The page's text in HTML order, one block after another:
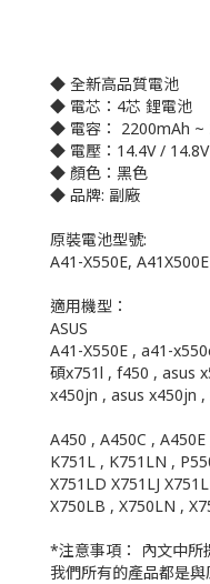
◆ 全新高品質電池
◆ 電芯：4芯 鋰電池
◆ 電容： 2200mAh ~
◆ 電壓：14.4V /
◆ 顏色：黑色
◆ 品牌: 副廠
原裝電池型號:
A41-X550E, A41X500E
適用機型：
ASUS
A41-X550E , a41-
碩x751l , f450 , asus
x450jn , asus x450jn
A450 , A450C ,
K751L , K751LN ,
X751LD X751LJ
X750LB , X750LN ,
*注意事項： 內文中所
我們所有的產品都是